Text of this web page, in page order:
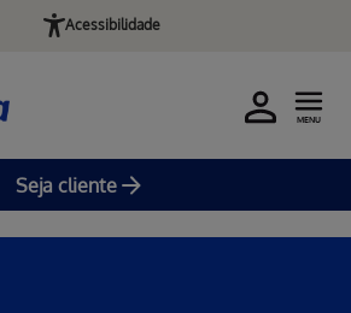
principal
Acessibilidade
Seja cliente
MENU